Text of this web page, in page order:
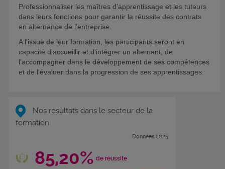
Professionnaliser les maîtres d'apprentissage et les tuteurs
dans leurs fonctions pour garantir la réussite des contrats
en alternance de l'entreprise.
A l'issue de leur formation, les participants seront en
capacité d'accueillir et d'intégrer un alternant, de
l'accompagner dans le développement de ses compétences
et de l'évaluer dans la progression de ses apprentissages.
Nos résultats dans le secteur de la
formation
Données 2025
85,20% de réussite